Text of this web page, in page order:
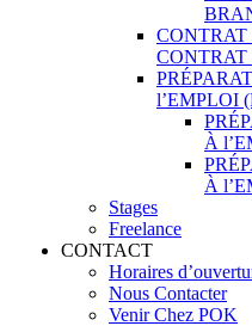
CONTRAT
l’EMPLOI
À
À
Stages
Freelance
CONTACT
Horaires
Nous Contacter
Venir Chez POK